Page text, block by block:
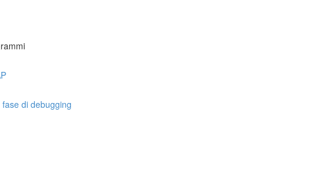
di debugging